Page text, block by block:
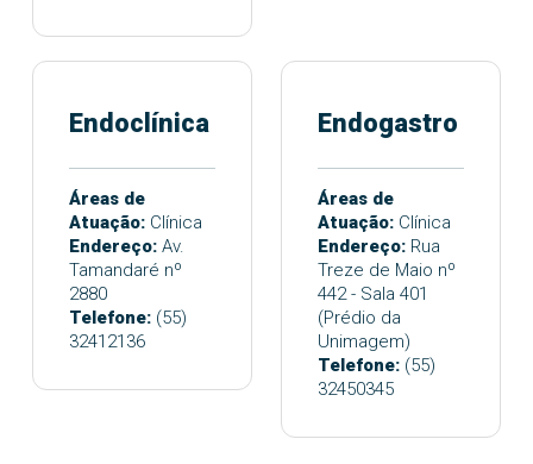
Endoclínica
Áreas de
Atuação: Clínica
Endereço: Av.
Tamandaré nº
2880
Telefone: (55)
32412136
Endogastro
Áreas de
Atuação: Clínica
Endereço: Rua
Treze de Maio nº
442 - Sala 401
(Prédio da
Unimagem)
Telefone: (55)
32450345